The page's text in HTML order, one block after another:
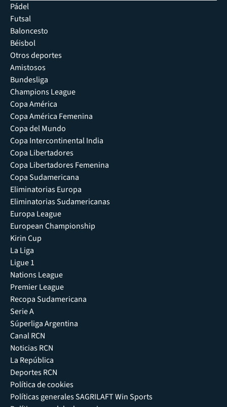
Pádel
Futsal
Baloncesto
Béisbol
Otros deportes
Amistosos
Bundesliga
Champions League
Copa América
Copa América Femenina
Copa del Mundo
Copa Intercontinental India
Copa Libertadores
Copa Libertadores Femenina
Copa Sudamericana
Eliminatorias Europa
Eliminatorias Sudamericanas
Europa League
European Championship
Kirin Cup
La Liga
Ligue 1
Nations League
Premier League
Recopa Sudamericana
Serie A
Súperliga Argentina
Canal RCN
Noticias RCN
La República
Deportes RCN
Política de cookies
Políticas generales SAGRILAFT Win Sports